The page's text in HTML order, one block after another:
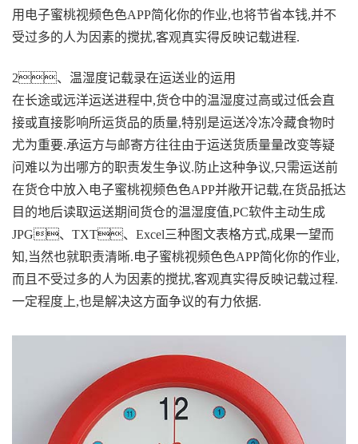
用电子蜜桃视频色色APP简化你的作业,也将节省本钱,并不
受过多的人为因素的搅扰,客观真实得反映记载进程.
2、温湿度记载录在运送业的运用
在长途或远洋运送进程中,货仓中的温湿度过高或过低会直
接或直接影响所运货品的质量,特别是运送冷冻冷藏食物时
尤为重要.承运方与邮寄方往往由于运送货质量量改变等疑
问难以为出哪方的职责发生争议.防止这种争议,只需运送前
在货仓中放入电子蜜桃视频色色APP并敞开记载,在货品抵达
目的地后读取运送期间货仓的温湿度值,PC软件主动生成
JPG、TXT、Excel三种图文表格方式,成果一望而
知,当然也就职责清晰.电子蜜桃视频色色APP简化你的作业,
而且不受过多的人为因素的搅扰,客观真实得反映记载过程.
一定程度上,也是解决这方面争议的有力依据.